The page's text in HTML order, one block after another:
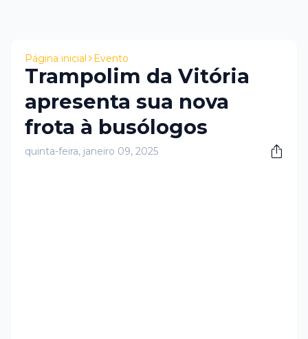
Página inicial Evento
Trampolim da Vitória
apresenta sua nova
frota à busólogos
quinta-feira, janeiro 09, 2025